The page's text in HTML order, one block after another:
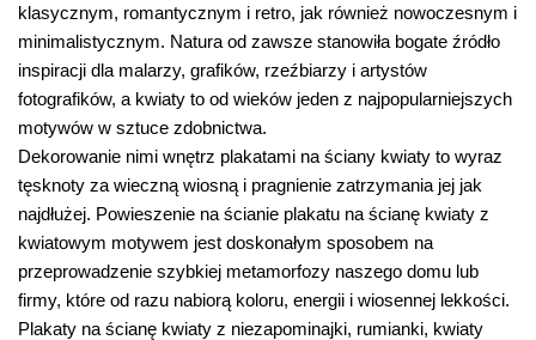
klasycznym, romantycznym i retro, jak również nowoczesnym i
minimalistycznym. Natura od zawsze stanowiła bogate źródło
inspiracji dla malarzy, grafików, rzeźbiarzy i artystów
fotografików, a kwiaty to od wieków jeden z najpopularniejszych
motywów w sztuce zdobnictwa.
Dekorowanie nimi wnętrz plakatami na ściany kwiaty to wyraz
tęsknoty za wieczną wiosną i pragnienie zatrzymania jej jak
najdłużej. Powieszenie na ścianie plakatu na ścianę kwiaty z
kwiatowym motywem jest doskonałym sposobem na
przeprowadzenie szybkiej metamorfozy naszego domu lub
firmy, które od razu nabiorą koloru, energii i wiosennej lekkości.
Plakaty na ścianę kwiaty z niezapominajki, rumianki, kwiaty